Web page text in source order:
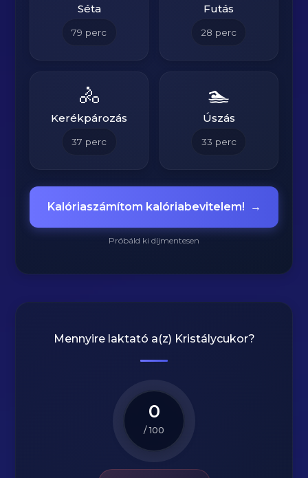
Séta
79 perc
Futás
28 perc
🚴
Kerékpározás
37 perc
🏊
Úszás
33 perc
Kalóriaszámítom kalóriabevitelem! →
Próbáld ki díjmentesen
Mennyire laktató a(z) Kristálycukor?
0
/ 100